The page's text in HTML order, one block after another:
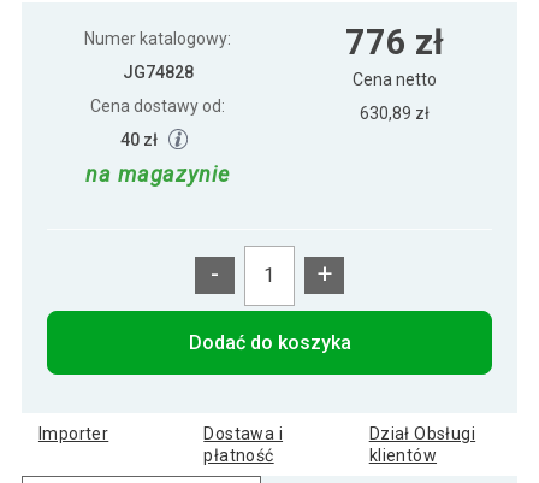
biały
Elektryczny zbiornik ciepłej wody 80 l,
biały
Numer katalogowy:
JG74828
Cena dostawy od:
40 zł
na magazynie
776 zł
Cena netto
630,89 zł
- +
Dodać do koszyka
Importer
Dostawa i
płatność
Dział Obsługi
klientów